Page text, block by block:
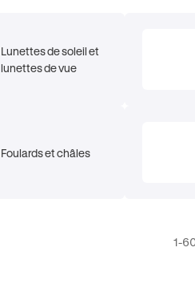
Lunettes de soleil et
lunettes de vue
Foulards et châles
1-